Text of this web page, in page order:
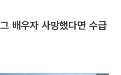
배우자 사망했다면 수급